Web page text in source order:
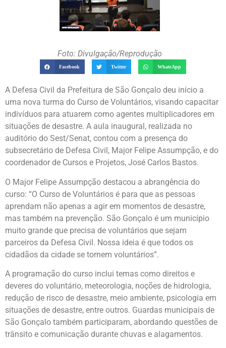
Foto: Divulgação/Reprodução
Facebook Twitter WhatsApp
A Defesa Civil da Prefeitura de São Gonçalo deu início a
uma nova turma do Curso de Voluntários, visando capacitar
indivíduos para atuarem como agentes multiplicadores em
situações de desastre. A aula inaugural, realizada no
auditório do Sest/Senat, contou com a presença do
subsecretário de Defesa Civil, Major Felipe Assumpção, e do
coordenador de Cursos e Projetos, José Carlos Bastos.
O Major Felipe Assumpção destacou a abrangência do
curso: “O Curso de Voluntários é para que as pessoas
aprendam não apenas a agir em momentos de desastre,
mas também na prevenção. São Gonçalo é um município
muito grande que precisa de voluntários que sejam
parceiros da Defesa Civil. Nossa ideia é que todos os
cidadãos da cidade se tornem voluntários”.
A programação do curso inclui temas como direitos e
deveres do voluntário, meteorologia, noções de hidrologia,
redução de risco de desastre, meio ambiente, psicologia em
situações de desastre, entre outros. Guardas municipais de
São Gonçalo também participaram, abordando questões de
trânsito e comunicação durante chuvas e alagamentos.